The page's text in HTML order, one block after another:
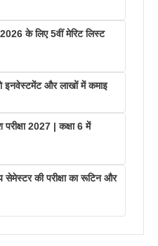
2026 के लिए 5वीं मेरिट लिस्ट
इनवेस्टमेंट और लाखों में कमाइ
2027 | कक्षा 6 में
की परीक्षा का रूटिन और